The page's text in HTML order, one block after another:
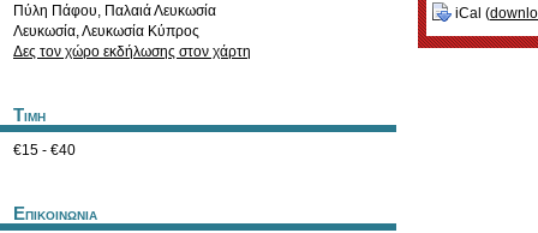
Πύλη Πάφου, Παλαιά Λευκωσία
Λευκωσία,Λευκωσία Κύπρος
Δες τον χώρο εκδήλωσης στον χάρτη
Τιμη
€15 - €40
Επικοινωνια
iCal (